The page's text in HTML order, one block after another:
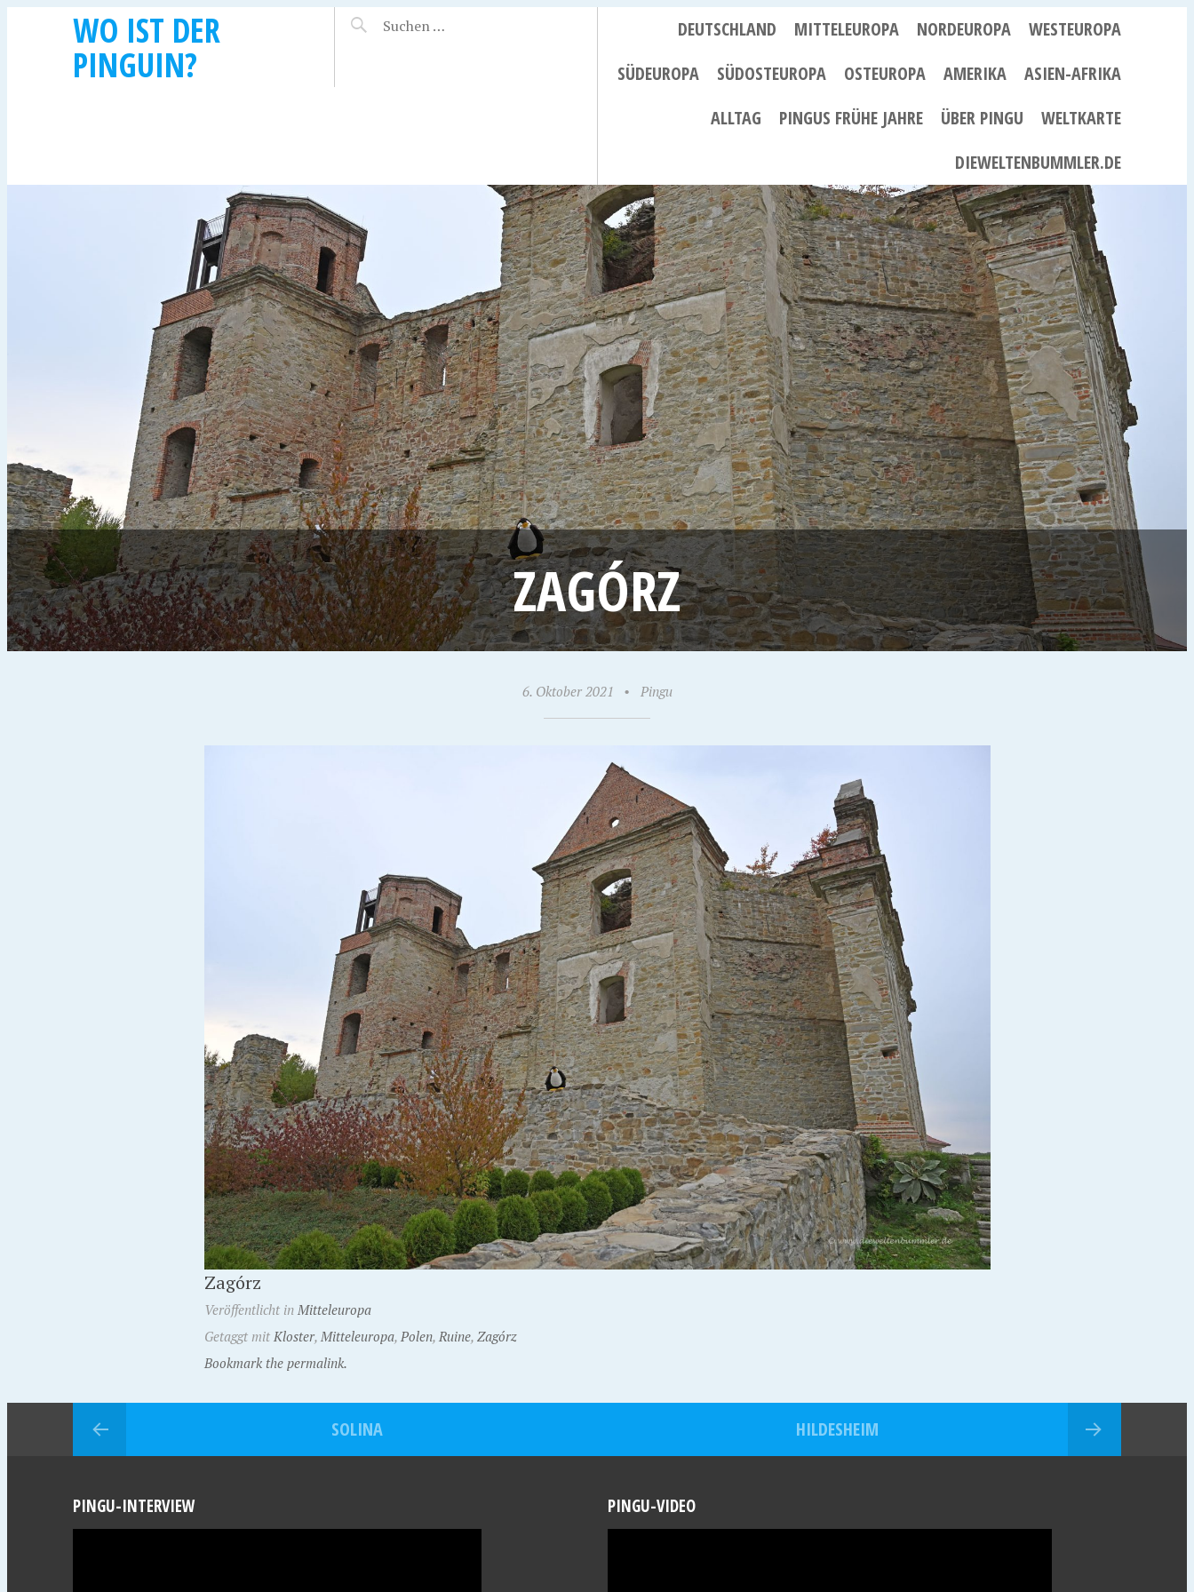
WO IST DER
PINGUIN?
DEUTSCHLAND MITTELEUROPA NORDEUROPA
WESTEUROPA
SÜDEUROPA
SÜDOSTEUROPA OSTEUROPA AMERIKA
ASIEN-AFRIKA
ALLTAG
PINGUS FRÜHE JAHRE ÜBER PINGU
WELTKARTE
DIEWELTENBUMMLER.DE
ZAGÓRZ
6. Oktober 2021 • Pingu
Zagórz
Veröffentlicht in Mitteleuropa
Getaggt mit Kloster, Mitteleuropa, Polen, Ruine, Zagórz
Bookmark the permalink.
SOLINA HILDESHEIM
PINGU-INTERVIEW PINGU-VIDEO